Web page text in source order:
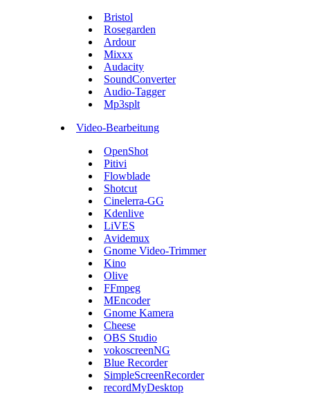
Bristol
Rosegarden
Ardour
Mixxx
Audacity
SoundConverter
Audio-Tagger
Mp3splt
Video-Bearbeitung
OpenShot
Pitivi
Flowblade
Shotcut
Cinelerra-GG
Kdenlive
LiVES
Avidemux
Gnome Video-Trimmer
Kino
Olive
FFmpeg
MEncoder
Gnome Kamera
Cheese
OBS Studio
vokoscreenNG
Blue Recorder
SimpleScreenRecorder
recordMyDesktop